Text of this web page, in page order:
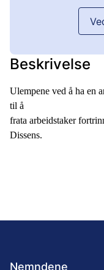
Beskrivelse
Ulempene ved å ha en
til å
frata arbeidstaker
Dissens.
Nemndene